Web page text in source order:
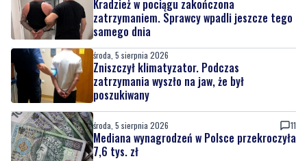
Kradzież w pociągu zakończona
zatrzymaniem. Sprawcy wpadli jeszcze tego
samego dnia
środa, 5 sierpnia 2026
Zniszczył klimatyzator. Podczas
zatrzymania wyszło na jaw, że był
poszukiwany
środa, 5 sierpnia 2026 11
Mediana wynagrodzeń w Polsce przekroczyła
7,6 tys. zł